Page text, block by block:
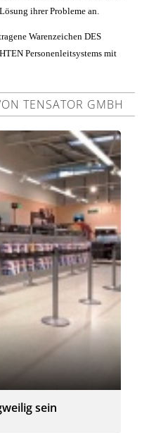
ihrer Probleme an.
Warenzeichen DES
Personenleitsystems mit
TENSATOR GMBH
sein